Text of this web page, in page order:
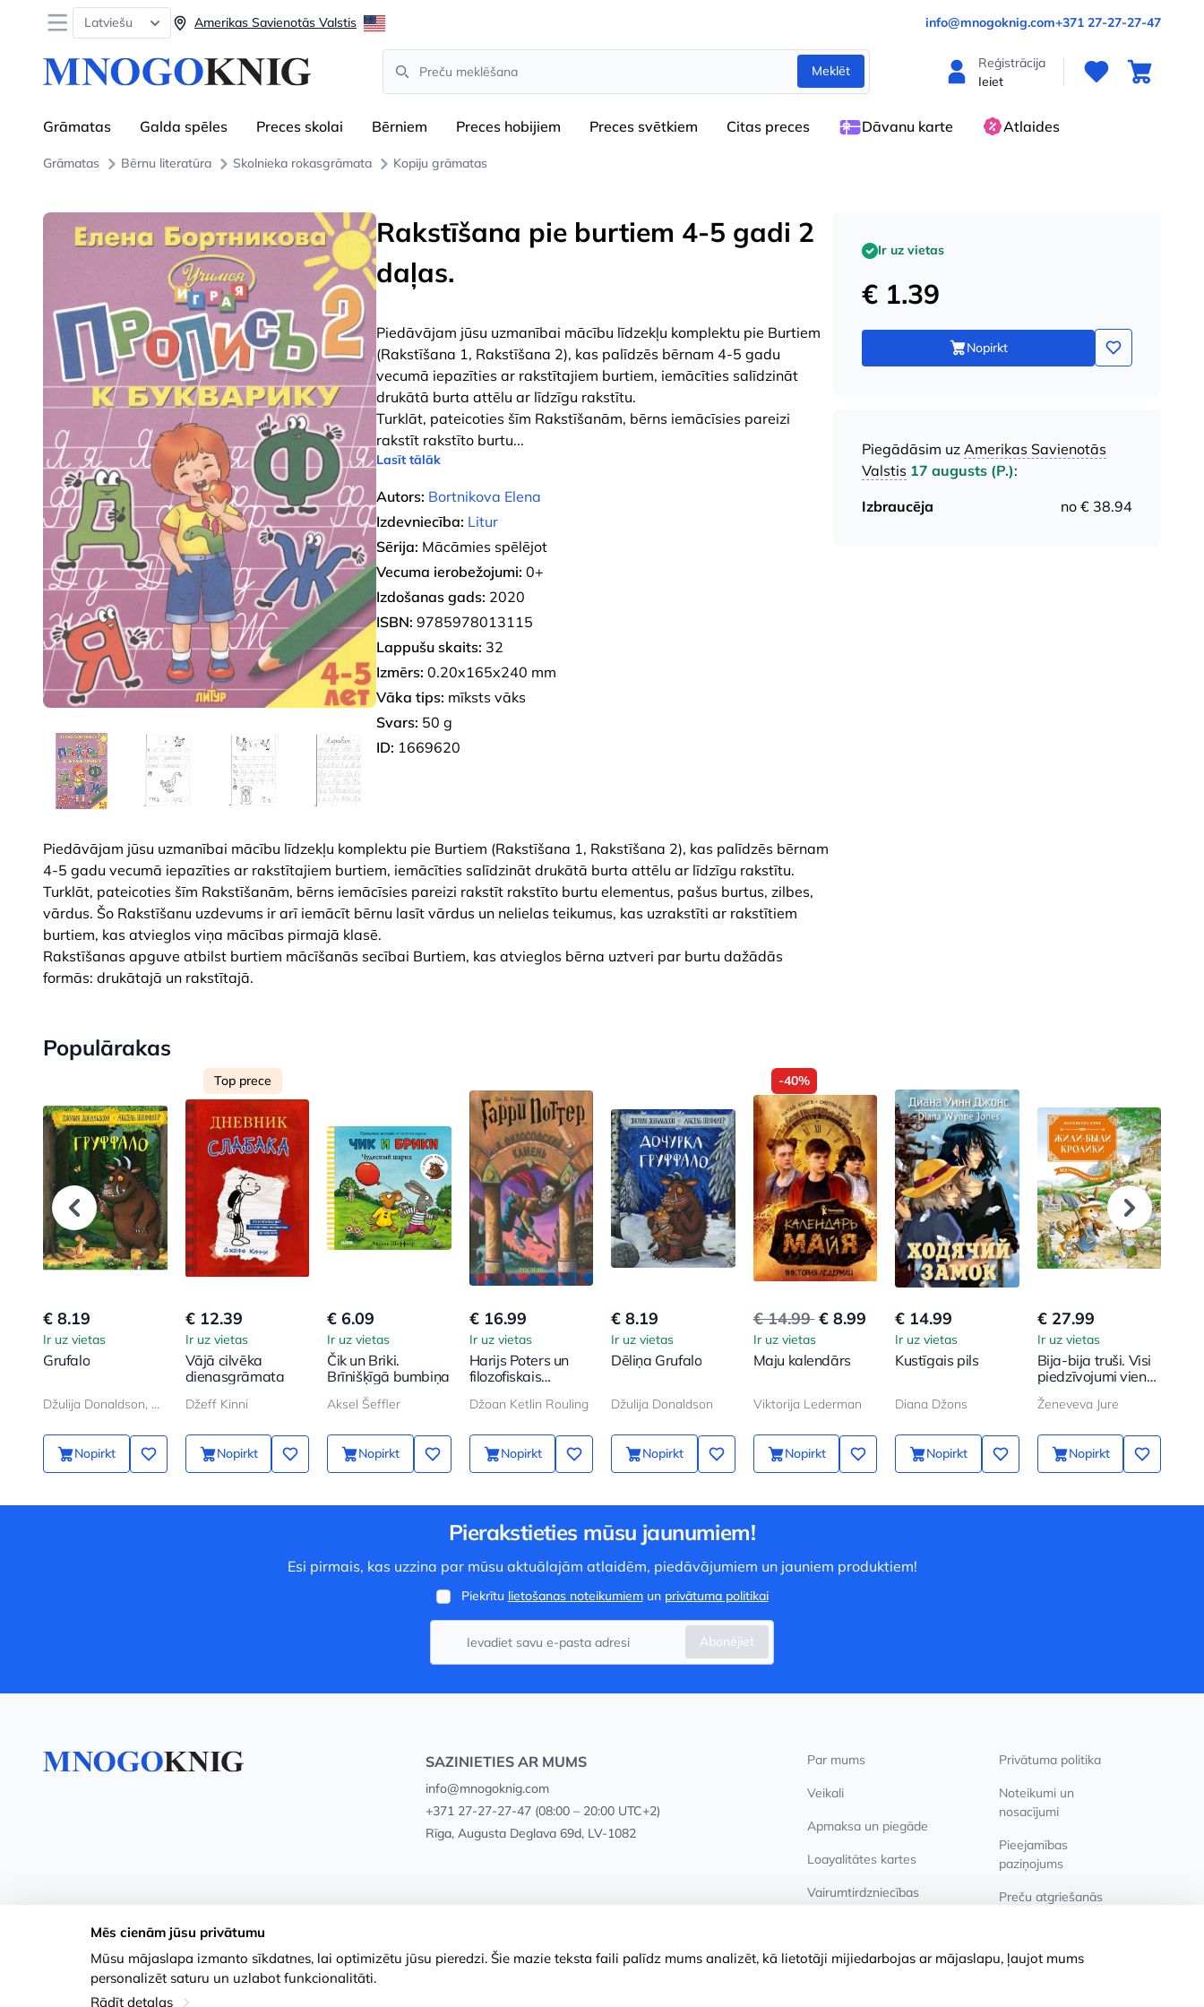
Open menu
Latviešu Amerikas Savienotās Valstis info@mnogoknig.com+371 27-27-27-47
Search
Meklēt
Reģistrācija
Ieiet
Grāmatas Galda spēles Preces skolai Bērniem Preces hobijiem Preces svētkiem Сitas preces Dāvanu karte Atlaides
Grāmatas Bērnu literatūra Skolnieka rokasgrāmata Kopiju grāmatas
Rakstīšana pie burtiem 4-5 gadi 2
daļas.
Piedāvājam jūsu uzmanībai mācību līdzekļu komplektu pie Burtiem
(Rakstīšana 1, Rakstīšana 2), kas palīdzēs bērnam 4-5 gadu
vecumā iepazīties ar rakstītajiem burtiem, iemācīties salīdzināt
drukātā burta attēlu ar līdzīgu rakstītu.
Turklāt, pateicoties šīm Rakstīšanām, bērns iemācīsies pareizi
rakstīt rakstīto burtu...
Lasīt tālāk
Autors: Bortnikova Elena
Izdevniecība: Litur
Sērija: Mācāmies spēlējot
Vecuma ierobežojumi: 0+
Izdošanas gads: 2020
ISBN: 9785978013115
Lappušu skaits: 32
Izmērs: 0.20x165x240 mm
Vāka tips: mīksts vāks
Svars: 50 g
ID: 1669620
Piedāvājam jūsu uzmanībai mācību līdzekļu komplektu pie Burtiem (Rakstīšana 1, Rakstīšana 2), kas palīdzēs bērnam
4-5 gadu vecumā iepazīties ar rakstītajiem burtiem, iemācīties salīdzināt drukātā burta attēlu ar līdzīgu rakstītu.
Turklāt, pateicoties šīm Rakstīšanām, bērns iemācīsies pareizi rakstīt rakstīto burtu elementus, pašus burtus, zilbes,
vārdus. Šo Rakstīšanu uzdevums ir arī iemācīt bērnu lasīt vārdus un nelielas teikumus, kas uzrakstīti ar rakstītiem
burtiem, kas atvieglos viņa mācības pirmajā klasē.
Rakstīšanas apguve atbilst burtiem mācīšanās secībai Burtiem, kas atvieglos bērna uztveri par burtu dažādās
formās: drukātajā un rakstītajā.
Ir uz vietas
€ 1.39
Nopirkt
Piegādāsim uz Amerikas Savienotās
Valstis 17 augusts (P.):
Izbraucēja
no € 38.94
Populārakas
€ 8.19
Ir uz vietas
Grufalo
Džulija Donaldson, Aksel Šeffler
Nopirkt
Top prece
€ 12.39
Ir uz vietas
Vājā cilvēka
dienasgrāmata
Džeff Kinni
Nopirkt
€ 6.09
Ir uz vietas
Čik un Briki.
Brīnišķīgā bumbiņa
Aksel Šeffler
Nopirkt
€ 16.99
Ir uz vietas
Harijs Poters un
filozofiskais
Džoan Ketlin Rouling
Nopirkt
€ 8.19
Ir uz vietas
Dēliņa Grufalo
Džulija Donaldson
Nopirkt
-40%
€ 14.99€ 8.99
Ir uz vietas
Maju kalendārs
Viktorija Lederman
Nopirkt
€ 14.99
Ir uz vietas
Kustīgais pils
Diana Džons
Nopirkt
€ 27.99
Ir uz vietas
Bija-bija truši. Visi
piedzīvojumi vienā
sējumā
Ženeveva Jure
Nopirkt
Pierakstieties mūsu jaunumiem!
Esi pirmais, kas uzzina par mūsu aktuālajām atlaidēm, piedāvājumiem un jauniem produktiem!
Piekrītu lietošanas noteikumiemun privātuma politikai
Abonējiet
SAZINIETIES AR MUMS
info@mnogoknig.com
+371 27-27-27-47(08:00 – 20:00 UTC+2)
Rīga, Augusta Deglava 69d, LV-1082
Par mums
Veikali
Apmaksa un piegāde
Loayalitātes kartes
Vairumtirdzniecības
Privātuma politika
Noteikumi un
nosacījumi
Pieejamības
paziņojums
Preču atgriešanās
Mēs cienām jūsu privātumu
Mūsu mājaslapa izmanto sīkdatnes, lai optimizētu jūsu pieredzi. Šie mazie teksta faili palīdz mums analizēt, kā lietotāji mijiedarbojas ar mājaslapu, ļaujot mums
personalizēt saturu un uzlabot funkcionalitāti.
Rādīt detaļas